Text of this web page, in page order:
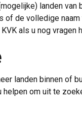
landen
of de volledige
als u nog vragen
landen binnen of
helpen om uit te